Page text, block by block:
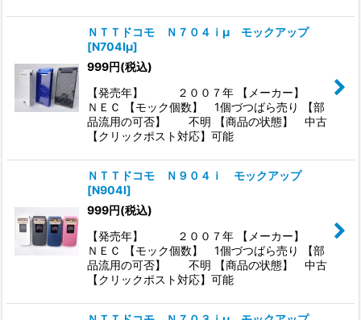
ＮＴＴドコモ Ｎ７０４ｉμ モックアップ
[N704Iμ]
999円(税込)
【発売年】 ２００７年 【メーカー】
ＮＥＣ 【モック個数】 1個づつばら売り 【部
品流用の可否】 不明 【商品の状態】 中古
【クリックポスト対応】可能
ＮＴＴドコモ Ｎ９０４ｉ モックアップ
[N904I]
999円(税込)
【発売年】 ２００７年 【メーカー】
ＮＥＣ 【モック個数】 1個づつばら売り 【部
品流用の可否】 不明 【商品の状態】 中古
【クリックポスト対応】可能